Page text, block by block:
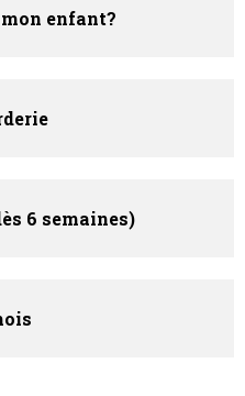
enfant?
6 semaines)